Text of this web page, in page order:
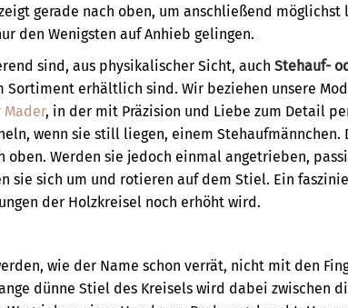
gerade nach oben, um anschließend möglichst
den Wenigsten auf Anhieb gelingen.
sind, aus physikalischer Sicht, auch Stehauf-
Sortiment erhältlich sind. Wir beziehen unsere
, in der mit Präzision und Liebe zum Detail
wenn sie still liegen, einem Stehaufmännchen.
oben. Werden sie jedoch einmal angetrieben,
sie sich um und rotieren auf dem Stiel. Ein
der Holzkreisel noch erhöht wird.
wie der Name schon verrät, nicht mit den
dünne Stiel des Kreisels wird dabei zwischen